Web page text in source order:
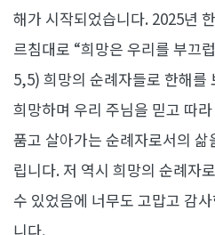
해가 시작되었습니다. 2025년
르침대로 “희망은 우리를 부끄
5,5) 희망의 순례자들로 한해를
희망하며 우리 주님을 믿고 따
품고 살아가는 순례자로서의
립니다. 저 역시 희망의 순례자
수 있었음에 너무도 고맙고 감
니다.